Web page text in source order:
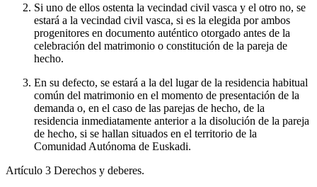
Si uno de ellos ostenta la vecindad civil vasca y el otro no, se
estará a la vecindad civil vasca, si es la elegida por ambos
progenitores en documento auténtico otorgado antes de la
celebración del matrimonio o constitución de la pareja de
hecho.
En su defecto, se estará a la del lugar de la residencia habitual
común del matrimonio en el momento de presentación de la
demanda o, en el caso de las parejas de hecho, de la
residencia inmediatamente anterior a la disolución de la pareja
de hecho, si se hallan situados en el territorio de la
Comunidad Autónoma de Euskadi.
Artículo 3 Derechos y deberes.